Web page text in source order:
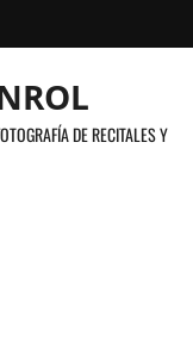
DE RECITALES Y